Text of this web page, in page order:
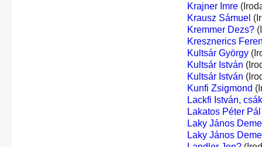
Krajner Imre
Krausz Sámuel
Kremmer Dezs?
Kresznerics
Kultsár György
Kultsár István
Kultsár István
Kunfi Zsigmond
Lackfi István,
Lakatos Péter Pál
Laky János
Laky János